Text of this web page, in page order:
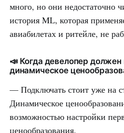
много, но они недостаточно
история ML, которая
авиабилетах и ритейле, не
📣 Когда девелопер
динамическое
— Подключать стоит уже на
Динамическое
возможностью настройки
ценообразования.